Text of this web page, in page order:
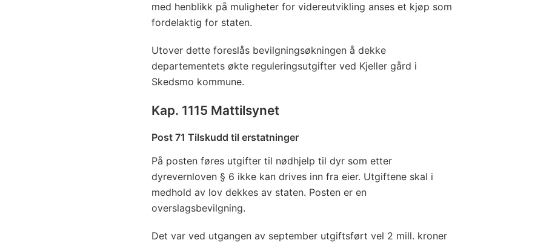
med henblikk på muligheter for videreutvikling anses et kjøp som
fordelaktig for staten.
Utover dette foreslås bevilgningsøkningen å dekke
departementets økte reguleringsutgifter ved Kjeller gård i
Skedsmo kommune.
Kap. 1115 Mattilsynet
Post 71 Tilskudd til erstatninger
På posten føres utgifter til nødhjelp til dyr som etter
dyrevernloven § 6 ikke kan drives inn fra eier. Utgiftene skal i
medhold av lov dekkes av staten. Posten er en
overslagsbevilgning.
Det var ved utgangen av september utgiftsført vel 2 mill. kroner